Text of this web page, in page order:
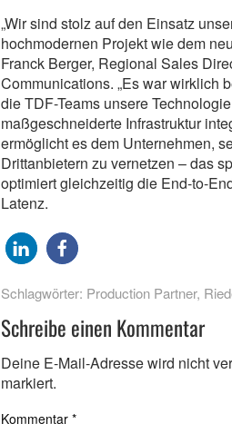
„Wir sind stolz auf den Einsatz
hochmodernen Projekt wie dem
Franck Berger, Regional Sales
Communications. „Es war wirklich
die TDF-Teams unsere
maßgeschneiderte Infrastruktur
ermöglicht es dem Unternehmen,
Drittanbietern zu vernetzen – das
optimiert gleichzeitig die End-to-
Latenz.
Schlagwörter: Production Partner,
Schreibe einen Kommentar
Deine E-Mail-Adresse wird nicht
markiert.
Kommentar *